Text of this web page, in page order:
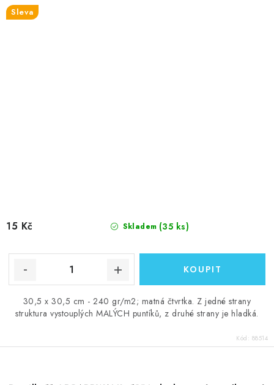
Sleva
Skladem (35 ks)
15 Kč
30,5 x 30,5 cm - 240 gr/m2; matná čtvrtka. Z jedné strany
struktura vystouplých MALÝCH puntíků, z druhé strany je hladká.
Kód: 88514